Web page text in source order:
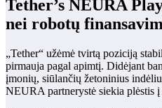
Tether’s NEURA
nei robotų
„Tether“ užėmė tvirtą poziciją
pirmauja pagal apimtį. Didėjant
įmonių, siūlančių žetoninius
NEURA partnerystė siekia plėstis